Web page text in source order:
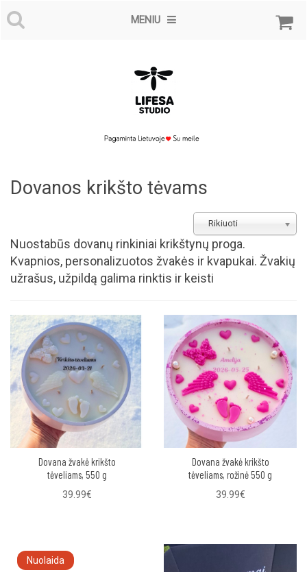
MENIU
Dovanos krikšto tėvams
Rikiuoti
Nuostabūs dovanų rinkiniai krikštynų proga.
Kvapnios, personalizuotos žvakės ir kvapukai. Žvakių
užrašus, užpildą galima rinktis ir keisti
Dovana žvakė krikšto
tėveliams, 550 g
39.99€
Dovana žvakė krikšto
tėveliams, rožinė 550 g
39.99€
Nuolaida